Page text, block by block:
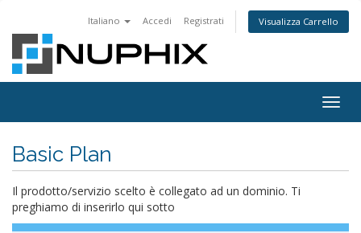
Italiano Accedi Registrati Visualizza Carrello
Basic Plan
Il prodotto/servizio scelto è collegato ad un dominio. Ti
preghiamo di inserirlo qui sotto